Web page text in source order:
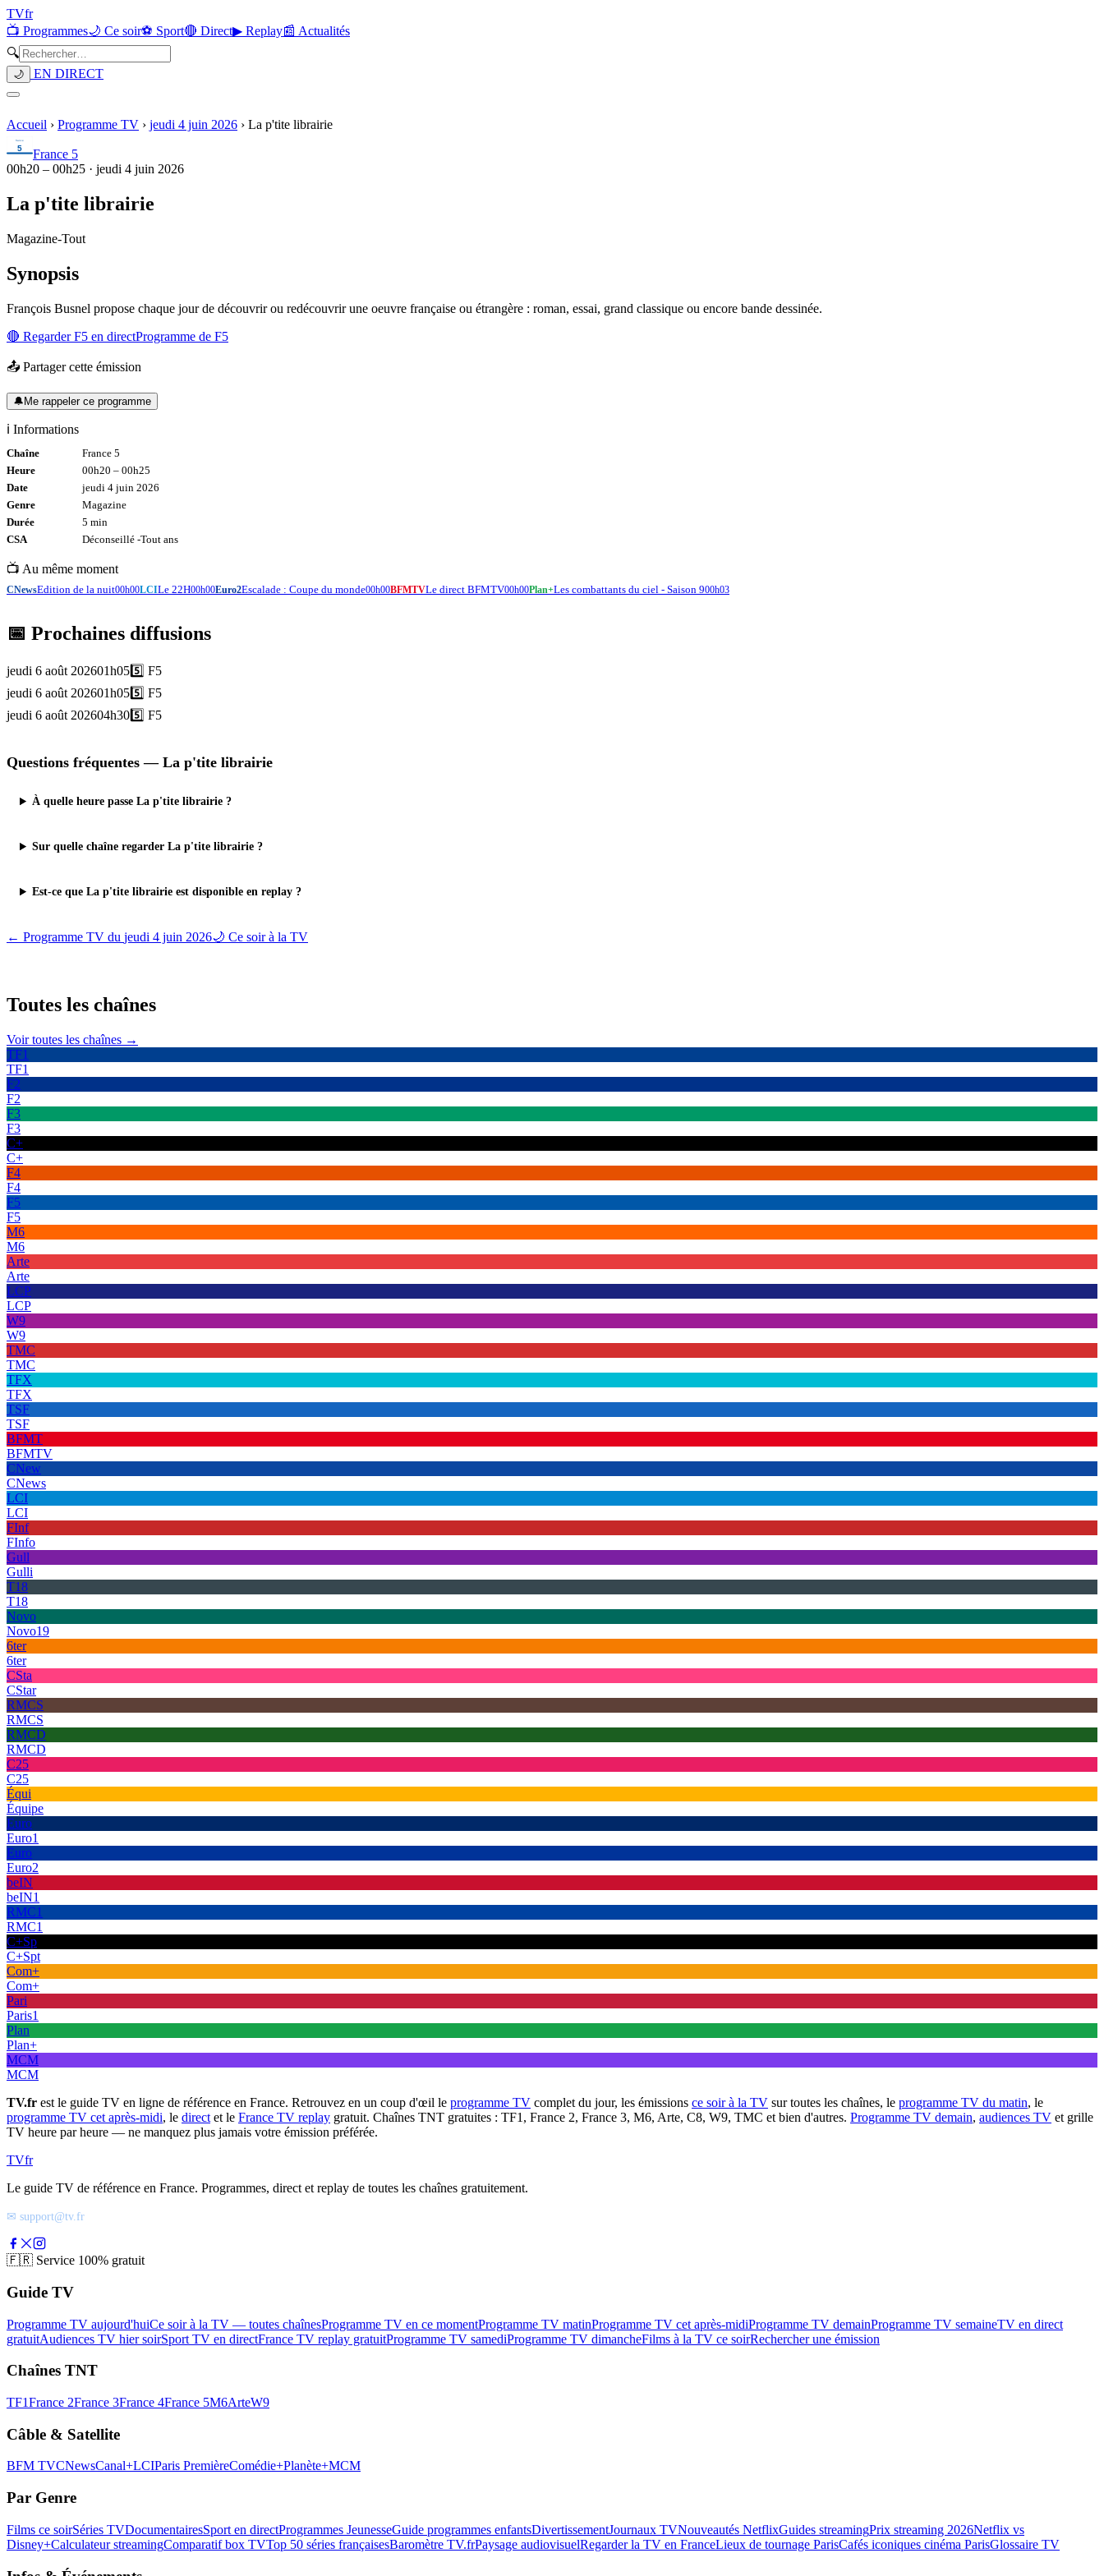
TVfr
📺 Programmes🌙 Ce soir⚽ Sport🔴 Direct▶ Replay📰 Actualités
🔍
🌙 EN DIRECT
Accueil › Programme TV › jeudi 4 juin 2026 › La p'tite librairie
France 5
00h20 – 00h25 · jeudi 4 juin 2026
La p'tite librairie
Magazine-Tout
Synopsis
François Busnel propose chaque jour de découvrir ou redécouvrir une oeuvre française ou étrangère : roman, essai, grand classique ou encore bande dessinée.
🔴 RegarderF5 en directProgramme de F5
📤 Partager cette émission
🔔Me rappeler ce programme
ℹ️ Informations
Chaîne
France 5
Heure
00h20 – 00h25
Date
jeudi 4 juin 2026
Genre
Magazine
Durée
5 min
CSA
Déconseillé -Tout ans
📺 Au même moment
CNewsEdition de la nuit00h00LCILe 22H00h00Euro2Escalade : Coupe du monde00h00BFMTVLe direct BFMTV00h00Plan+Les combattants du ciel - Saison 900h03
📅 Prochaines diffusions
jeudi 6 août 202601h055️⃣ F5
jeudi 6 août 202601h055️⃣ F5
jeudi 6 août 202604h305️⃣ F5
Questions fréquentes — La p'tite librairie
À quelle heure passe La p'tite librairie ?
Sur quelle chaîne regarder La p'tite librairie ?
Est-ce que La p'tite librairie est disponible en replay ?
← Programme TV du jeudi 4 juin 2026🌙 Ce soir à la TV
Toutes les chaînes
Voir toutes les chaînes →
TF1
TF1
F2
F2
F3
F3
C+
C+
F4
F4
F5
F5
M6
M6
Arte
Arte
LCP
LCP
W9
W9
TMC
TMC
TFX
TFX
TSF
TSF
BFMT
BFMTV
CNew
CNews
LCI
LCI
FInf
FInfo
Gull
Gulli
T18
T18
Novo
Novo19
6ter
6ter
CSta
CStar
RMCS
RMCS
RMCD
RMCD
C25
C25
Équi
Équipe
Euro
Euro1
Euro
Euro2
beIN
beIN1
RMC1
RMC1
C+Sp
C+Spt
Com+
Com+
Pari
Paris1
Plan
Plan+
MCM
MCM
TV.fr est le guide TV en ligne de référence en France. Retrouvez en un coup d'œil le programme TV complet du jour, les émissions ce soir à la TV sur toutes les chaînes, le programme TV du matin, le
programme TV cet après-midi, le direct et le France TV replay gratuit. Chaînes TNT gratuites : TF1, France 2, France 3, M6, Arte, C8, W9, TMC et bien d'autres. Programme TV demain, audiences TV et grille
TV heure par heure — ne manquez plus jamais votre émission préférée.
TVfr
Le guide TV de référence en France. Programmes, direct et replay de toutes les chaînes gratuitement.
✉ support@tv.fr
🇫🇷 Service 100% gratuit
Guide TV
Programme TV aujourd'huiCe soir à la TV — toutes chaînesProgramme TV en ce momentProgramme TV matinProgramme TV cet après-midiProgramme TV demainProgramme TV semaineTV en direct
gratuitAudiences TV hier soirSport TV en directFrance TV replay gratuitProgramme TV samediProgramme TV dimancheFilms à la TV ce soirRechercher une émission
Chaînes TNT
TF1France 2France 3France 4France 5M6ArteW9
Câble & Satellite
BFM TVCNewsCanal+LCIParis PremièreComédie+Planète+MCM
Par Genre
Films ce soirSéries TVDocumentairesSport en directProgrammes JeunesseGuide programmes enfantsDivertissementJournaux TVNouveautés NetflixGuides streamingPrix streaming 2026Netflix vs
Disney+Calculateur streamingComparatif box TVTop 50 séries françaisesBaromètre TV.frPaysage audiovisuelRegarder la TV en FranceLieux de tournage ParisCafés iconiques cinéma ParisGlossaire TV